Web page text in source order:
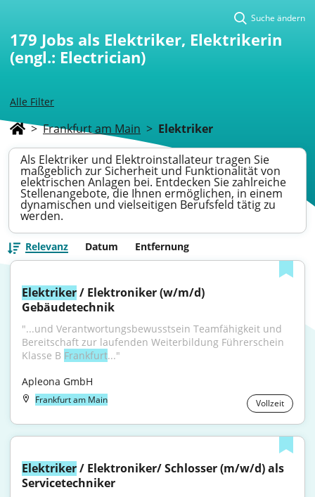
Alle Filter
Suche ändern
179 Jobs als Elektriker, Elektrikerin
(engl.: Electrician)
> Frankfurt am Main > Elektriker
Als Elektriker und Elektroinstallateur tragen Sie
maßgeblich zur Sicherheit und Funktionalität von
elektrischen Anlagen bei. Entdecken Sie zahlreiche
Stellenangebote, die Ihnen ermöglichen, in einem
dynamischen und vielseitigen Berufsfeld tätig zu
werden.
Relevanz Datum Entfernung
Elektriker / Elektroniker (w/m/d)
Gebäudetechnik
"...und Verantwortungsbewusstsein Teamfähigkeit und
Bereitschaft zur laufenden Weiterbildung Führerschein
Klasse B Frankfurt..."
Apleona GmbH
Frankfurt am Main Vollzeit
Elektriker / Elektroniker/ Schlosser (m/w/d) als
Servicetechniker